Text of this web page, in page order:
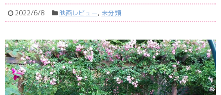
2022/6/8 映画レビュー, 未分類